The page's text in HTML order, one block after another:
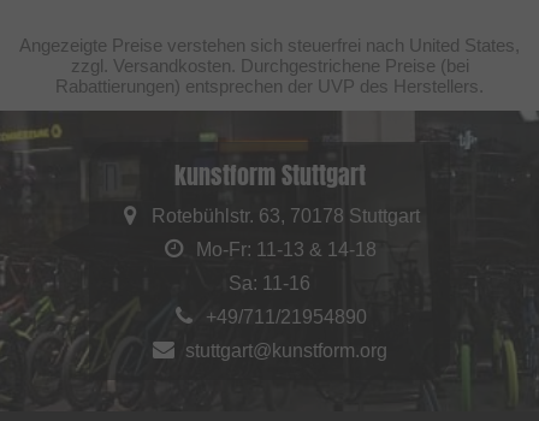
Angezeigte Preise verstehen sich steuerfrei nach United States,
zzgl. Versandkosten. Durchgestrichene Preise (bei
Rabattierungen) entsprechen der UVP des Herstellers.
kunstform Stuttgart
Rotebühlstr. 63, 70178 Stuttgart
Mo-Fr: 11-13 & 14-18
Sa: 11-16
+49/711/21954890
stuttgart@kunstform.org